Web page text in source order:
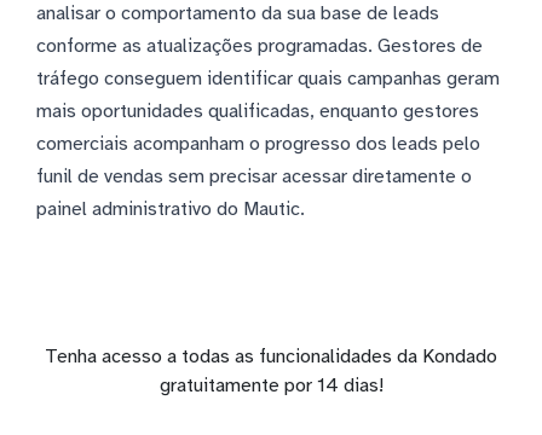
analisar o comportamento da sua base de leads
conforme as atualizações programadas. Gestores de
tráfego conseguem identificar quais campanhas geram
mais oportunidades qualificadas, enquanto gestores
comerciais acompanham o progresso dos leads pelo
funil de vendas sem precisar acessar diretamente o
painel administrativo do Mautic.
Tenha acesso a todas as funcionalidades da Kondado
gratuitamente por 14 dias!